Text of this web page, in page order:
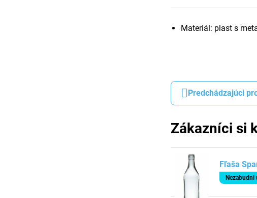
Materiál: plast s
Predchádzajúci
Zákazníci si
Fľaša
Nezabudni